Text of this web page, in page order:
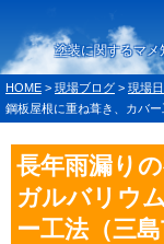
塗装に関するマ
HOME > 現場ブログ > 現場
鋼板屋根に重ね葺き、カバ
長年雨漏り
ガルバリウ
ー工法（三